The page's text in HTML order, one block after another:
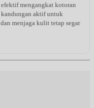
mengangkat kotoran
aktif untuk
menjaga kulit tetap segar